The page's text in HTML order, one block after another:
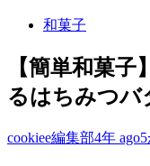
和菓子
【簡単和菓
るはちみつバ
cookiee編集部4年 ago